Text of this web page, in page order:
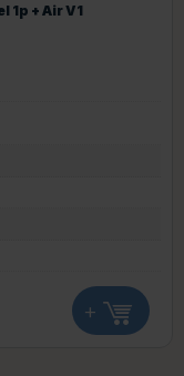
1p + Air V1
+